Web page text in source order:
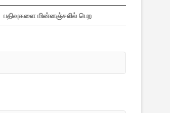
பதிவுகளை மின்னஞ்சலில் பெற